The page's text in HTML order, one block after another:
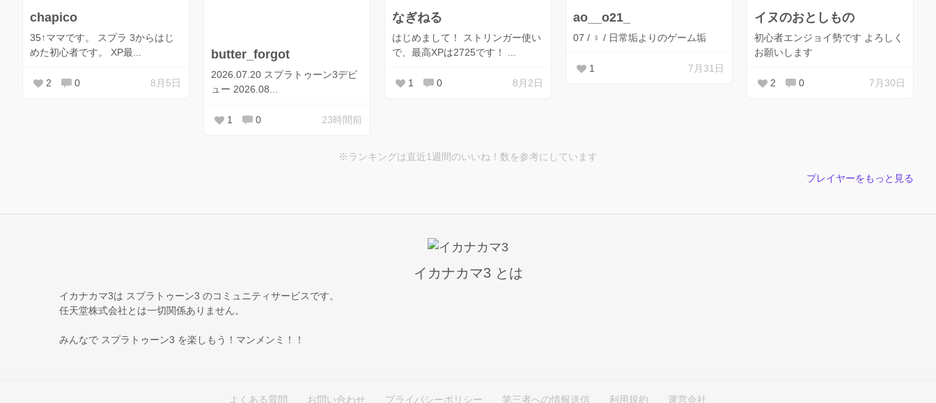
chapico
35↑ママです。 スプラ 3からはじ
めた初心者です。 XP最...
2 0 8月5日
butter_forgot
2026.07.20 スプラトゥーン3デビ
ュー 2026.08...
1 0 23時間前
なぎねる
はじめまして！ ストリンガー使い
で、最高XPは2725です！ ...
1 0 8月2日
ao__o21_
07 / ♀ / 日常垢よりのゲーム垢
1 7月31日
イヌのおとしもの
初心者エンジョイ勢です よろしく
お願いします
2 0 7月30日
※ランキングは直近1週間のいいね！数を参考にしています
プレイヤーをもっと見る
イカナカマ3 とは
イカナカマ3は スプラトゥーン3 のコミュニティサービスです。
任天堂株式会社とは一切関係ありません。
みんなで スプラトゥーン3 を楽しもう！マンメンミ！！
よくある質問 お問い合わせ プライバシーポリシー 第三者への情報送信 利用規約 運営会社